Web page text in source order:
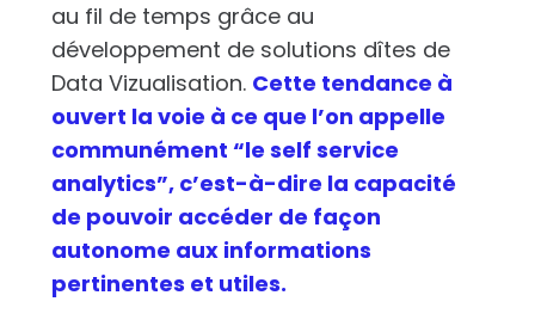
au fil de temps grâce au
développement de solutions dîtes de
Data Vizualisation. Cette tendance à
ouvert la voie à ce que l’on appelle
communément “le self service
analytics”, c’est-à-dire la capacité
de pouvoir accéder de façon
autonome aux informations
pertinentes et utiles.